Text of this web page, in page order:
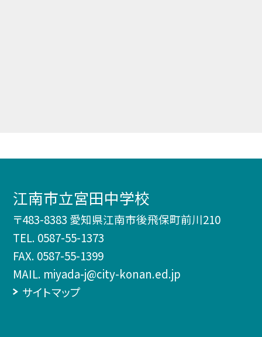
江南市立宮田中学校
〒483-8383 愛知県江南市後飛保町前川210
TEL. 0587-55-1373
FAX. 0587-55-1399
MAIL. miyada-j@city-konan.ed.jp
サイトマップ